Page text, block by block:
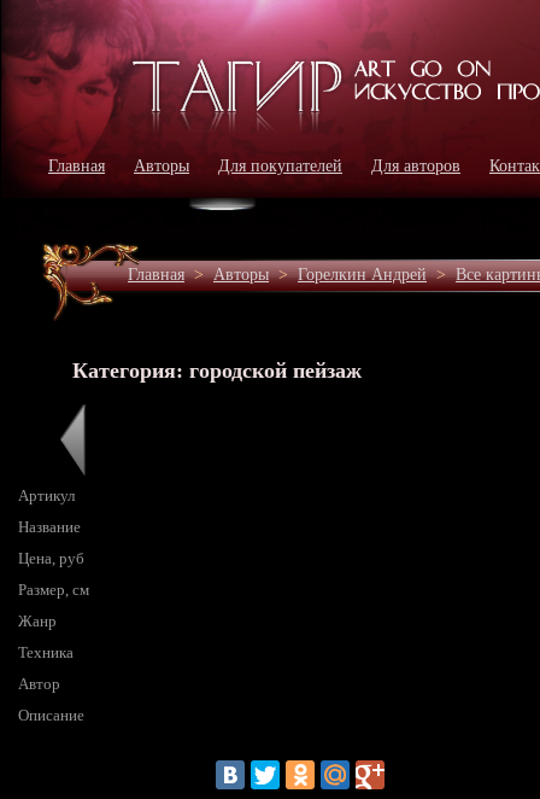
Главная Авторы Для покупателей Для авторов
Главная>Авторы>Горелкин Андрей>Все
Категория: городской пейзаж
Артикул
Название
Цена, руб
Размер, см
Жанр
Техника
Автор
Описание